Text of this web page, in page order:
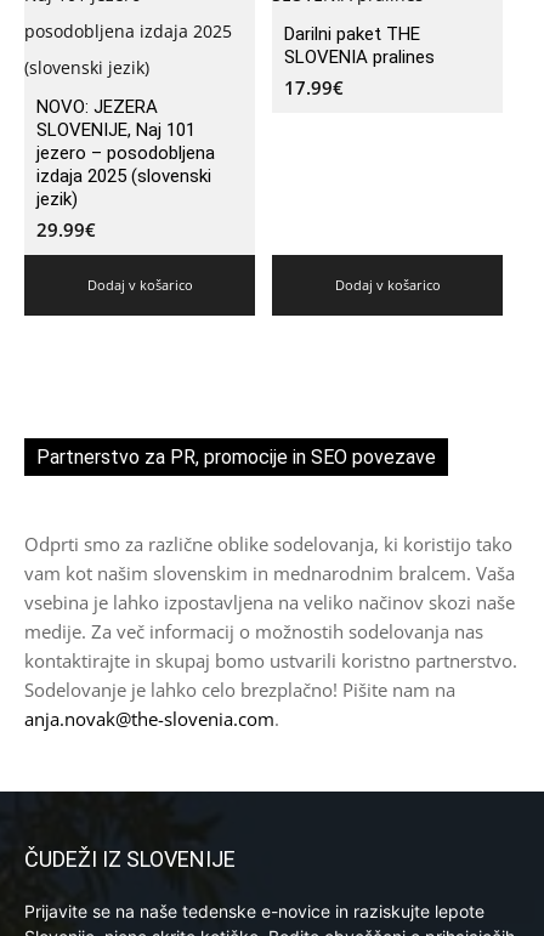
NOVO: JEZERA
SLOVENIJE, Naj 101
jezero – posodobljena
izdaja 2025 (slovenski
jezik)
29.99€
Dodaj v košarico
Darilni paket THE
SLOVENIA pralines
17.99€
Dodaj v košarico
Partnerstvo za PR, promocije in SEO povezave
Odprti smo za različne oblike sodelovanja, ki koristijo tako
vam kot našim slovenskim in mednarodnim bralcem. Vaša
vsebina je lahko izpostavljena na veliko načinov skozi naše
medije. Za več informacij o možnostih sodelovanja nas
kontaktirajte in skupaj bomo ustvarili koristno partnerstvo.
Sodelovanje je lahko celo brezplačno! Pišite nam na
anja.novak@the-slovenia.com.
ČUDEŽI IZ SLOVENIJE
Prijavite se na naše tedenske e-novice in raziskujte lepote